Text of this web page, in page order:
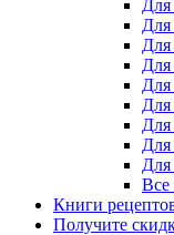
Для
Для
Для
Для
Для
Для
Для
Все
Книги
Получите